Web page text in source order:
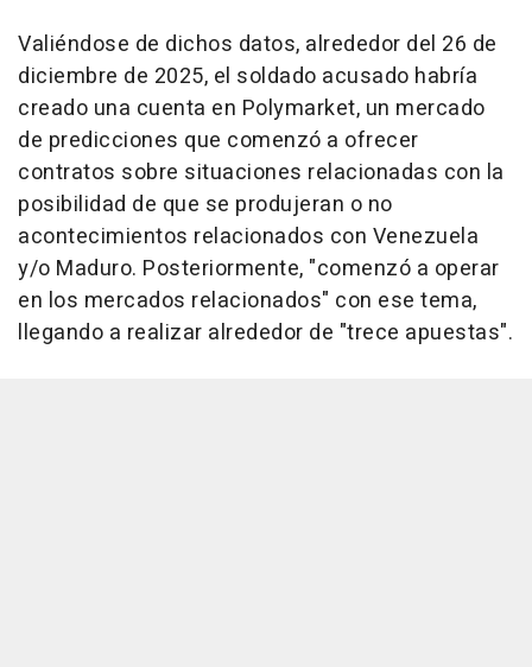
Valiéndose de dichos datos, alrededor del 26 de
diciembre de 2025, el soldado acusado habría
creado una cuenta en Polymarket, un mercado
de predicciones que comenzó a ofrecer
contratos sobre situaciones relacionadas con la
posibilidad de que se produjeran o no
acontecimientos relacionados con Venezuela
y/o Maduro. Posteriormente, "comenzó a operar
en los mercados relacionados" con ese tema,
llegando a realizar alrededor de "trece apuestas".